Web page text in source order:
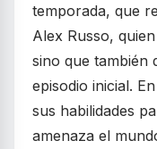
temporada, que
Alex Russo,
sino que también
episodio inicial.
sus habilidades
amenaza el